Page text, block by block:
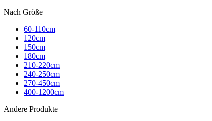
Nach Größe
60-110cm
120cm
150cm
180cm
210-220cm
240-250cm
270-450cm
400-1200cm
Andere Produkte